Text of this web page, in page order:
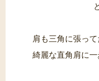
肩も三角に張っ
綺麗な直角肩に